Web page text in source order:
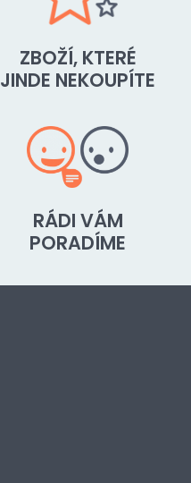
ZBOŽÍ, KTERÉ
JINDE NEKOUPÍTE
RÁDI VÁM
PORADÍME